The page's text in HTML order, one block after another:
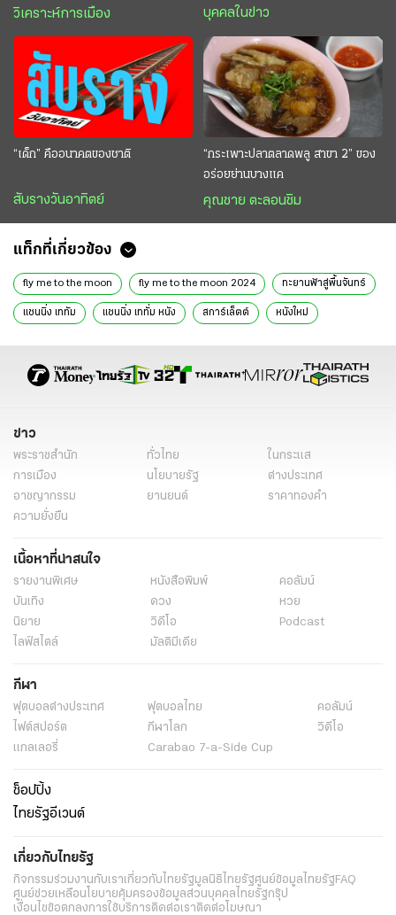
กระหาย “อนุทิน” ดักตีกินสบาย
วิเคราะห์การเมือง บุคคลในข่าว
“เด็ก” คืออนาคตของชาติ
สับรางวันอาทิตย์
“กระเพาะปลาตลาดพลู สาขา 2” ของ
อร่อยย่านบางแค
คุณชาย ตะลอนชิม
แท็กที่เกี่ยวข้อง
fly me to the moon fly me to the moon 2024 ทะยานฟ้าสู่พื้นจันทร์
แชนนิ่ง เททัม แชนนิ่ง เททั่ม หนัง สการ์เล็ตต์ หนังใหม่
ข่าว
พระราชสำนัก ทั่วไทย
ในกระแส
การเมือง
นโยบายรัฐ
ต่างประเทศ
อาชญากรรม
ยานยนต์
ราคาทองคำ
ความยั่งยืน
เนื้อหาที่น่าสนใจ
รายงานพิเศษ หนังสือพิมพ์
คอลัมน์
บันเทิง
ดวง
หวย
นิยาย
วิดีโอ
Podcast
ไลฟ์สไตล์
มัลติมีเดีย
กีฬา
ฟุตบอลต่่างประเทศ ฟุตบอลไทย
คอลัมน์
ไฟต์สปอร์ต
กีฬาโลก
วิดีโอ
แกลเลอรี่
Carabao 7-a-Side Cup
ช็อปปิ้ง
ไทยรัฐอีเวนต์
เกี่ยวกับไทยรัฐ
กิจกรรมร่วมงานกับเราเกี่ยวกับไทยรัฐมูลนิธิไทยรัฐศูนย์ข้อมูลไทยรัฐFAQ
ศูนย์ช่วยเหลือนโยบายคุ้มครองข้อมูลส่วนบุคคลไทยรัฐกรุ๊ป
เงื่อนไขข้อตกลงการใช้บริการติดต่อเราติดต่อโฆษณา